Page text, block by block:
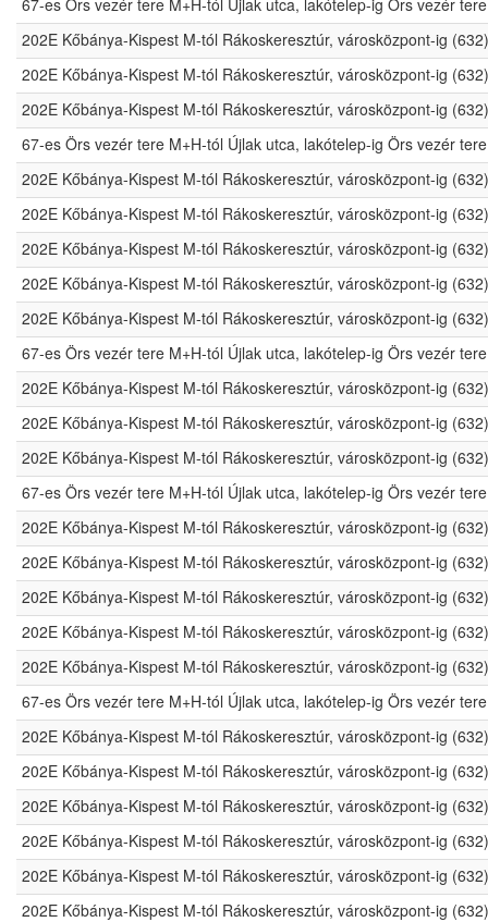
67-es Örs vezér tere M+H-tól Újlak utca, lakótelep-ig Örs vezér
202E Kőbánya-Kispest M-tól Rákoskeresztúr, városközpont-ig (632)
202E Kőbánya-Kispest M-tól Rákoskeresztúr, városközpont-ig (632)
202E Kőbánya-Kispest M-tól Rákoskeresztúr, városközpont-ig (632)
67-es Örs vezér tere M+H-tól Újlak utca, lakótelep-ig Örs vezér
202E Kőbánya-Kispest M-tól Rákoskeresztúr, városközpont-ig (632)
202E Kőbánya-Kispest M-tól Rákoskeresztúr, városközpont-ig (632)
202E Kőbánya-Kispest M-tól Rákoskeresztúr, városközpont-ig (632)
202E Kőbánya-Kispest M-tól Rákoskeresztúr, városközpont-ig (632)
202E Kőbánya-Kispest M-tól Rákoskeresztúr, városközpont-ig (632)
67-es Örs vezér tere M+H-tól Újlak utca, lakótelep-ig Örs vezér
202E Kőbánya-Kispest M-tól Rákoskeresztúr, városközpont-ig (632)
202E Kőbánya-Kispest M-tól Rákoskeresztúr, városközpont-ig (632)
202E Kőbánya-Kispest M-tól Rákoskeresztúr, városközpont-ig (632)
67-es Örs vezér tere M+H-tól Újlak utca, lakótelep-ig Örs vezér
202E Kőbánya-Kispest M-tól Rákoskeresztúr, városközpont-ig (632)
202E Kőbánya-Kispest M-tól Rákoskeresztúr, városközpont-ig (632)
202E Kőbánya-Kispest M-tól Rákoskeresztúr, városközpont-ig (632)
202E Kőbánya-Kispest M-tól Rákoskeresztúr, városközpont-ig (632)
202E Kőbánya-Kispest M-tól Rákoskeresztúr, városközpont-ig (632)
67-es Örs vezér tere M+H-tól Újlak utca, lakótelep-ig Örs vezér
202E Kőbánya-Kispest M-tól Rákoskeresztúr, városközpont-ig (632)
202E Kőbánya-Kispest M-tól Rákoskeresztúr, városközpont-ig (632)
202E Kőbánya-Kispest M-tól Rákoskeresztúr, városközpont-ig (632)
202E Kőbánya-Kispest M-tól Rákoskeresztúr, városközpont-ig (632)
202E Kőbánya-Kispest M-tól Rákoskeresztúr, városközpont-ig (632)
202E Kőbánya-Kispest M-tól Rákoskeresztúr, városközpont-ig (632)